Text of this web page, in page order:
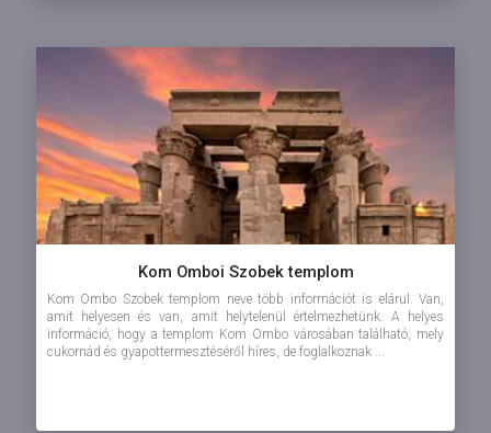
Kom Omboi Szobek templom
Kom Ombo Szobek templom neve több információt is elárul. Van,
amit helyesen és van, amit helytelenül értelmezhetünk. A helyes
információ, hogy a templom Kom Ombo városában található, mely
cukornád és gyapottermesztéséről híres, de foglalkoznak ...